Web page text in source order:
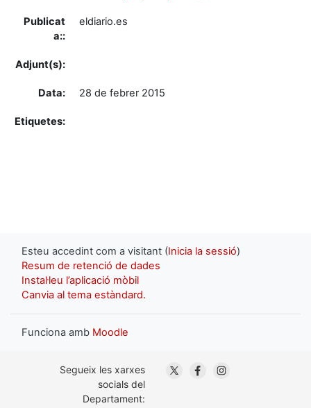
Publicat
a::
eldiario.es
Adjunt(s):
Data: 28 de febrer 2015
Etiquetes:
Esteu accedint com a visitant (Inicia la sessió)
Resum de retenció de dades
Instal·leu l’aplicació mòbil
Canvia al tema estàndard.
Funciona amb Moodle
Segueix les xarxes
socials del
Departament:
. Obre en una nova
. Obre en una nova